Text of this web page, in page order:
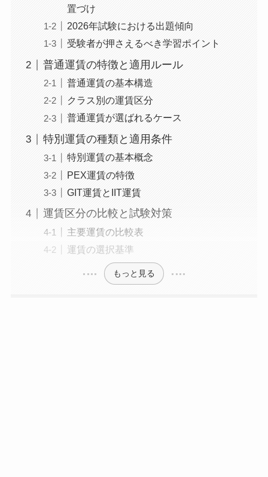
置づけ
2026年試験における出題傾向
受験者が押さえるべき学習ポイント
普通運賃の特徴と適用ルール
普通運賃の基本構造
クラス別の運賃区分
普通運賃が選ばれるケース
特別運賃の種類と適用条件
特別運賃の基本概念
PEX運賃の特徴
GIT運賃とIIT運賃
運賃区分の比較と試験対策
主要運賃の比較表
運賃の選択基準
もっと見る